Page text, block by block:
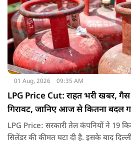
01 Aug, 2026 09:35 AM
LPG Price Cut: राहत भरी खबर,
गिरावट, जानिए आज से कितना बदल
LPG Price: सरकारी तेल कंपनियों ने 19
सिलेंडर की कीमत घटा दी है. इसके बाद